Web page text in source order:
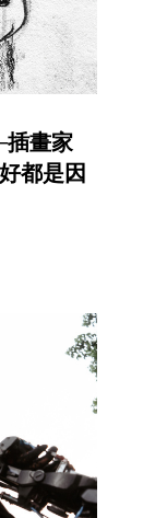
插畫家
都是因